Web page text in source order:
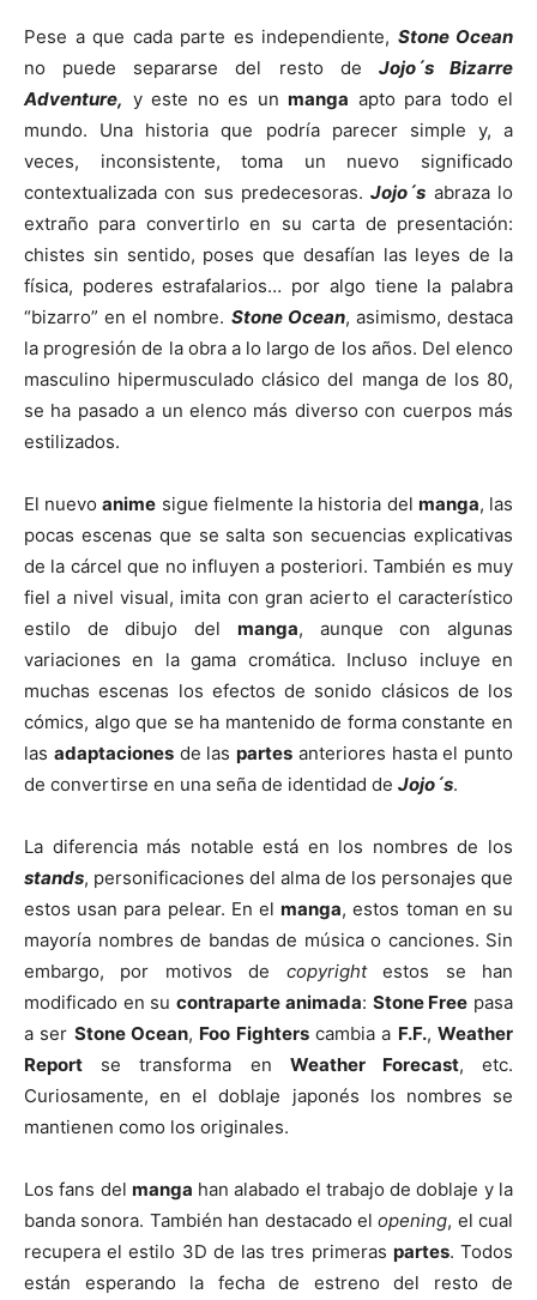
Pese a que cada parte es independiente, Stone Ocean
no puede separarse del resto de Jojo´s Bizarre
Adventure, y este no es un manga apto para todo el
mundo. Una historia que podría parecer simple y, a
veces, inconsistente, toma un nuevo significado
contextualizada con sus predecesoras.Jojo´s abraza lo
extraño para convertirlo en su carta de presentación:
chistes sin sentido, poses que desafían las leyes de la
física, poderes estrafalarios… por algo tiene la palabra
“bizarro” en el nombre. Stone Ocean, asimismo, destaca
la progresión de la obra a lo largo de los años. Del elenco
masculino hipermusculado clásico del manga de los 80,
se ha pasado a un elenco más diverso con cuerpos más
estilizados.
El nuevoanime sigue fielmente la historia del manga, las
pocas escenas que se salta son secuencias explicativas
de la cárcel que no influyen a posteriori. También es muy
fiel a nivel visual, imita con gran acierto el característico
estilo de dibujo del manga, aunque con algunas
variaciones en la gama cromática. Incluso incluye en
muchas escenas los efectos de sonido clásicos de los
cómics, algo que se ha mantenido de forma constante en
las adaptacionesde las partes anteriores hasta el punto
de convertirse en una seña de identidad de Jojo´s.
La diferencia más notable está en los nombres de los
stands, personificaciones del alma de los personajes que
estos usan para pelear. En elmanga, estos toman en su
mayoría nombres de bandas de música o canciones. Sin
embargo, por motivos de copyrightestos se han
modificado en sucontraparte animada: Stone Free pasa
a ser Stone Ocean, Foo Fighterscambia a F.F.,Weather
Report se transforma en Weather Forecast, etc.
Curiosamente, en el doblaje japonés los nombres se
mantienen como los originales.
Los fans del manga han alabado el trabajo de doblaje y la
banda sonora. También han destacado elopening, el cual
recupera el estilo 3D de las tres primeras partes. Todos
están esperando la fecha de estreno del resto de